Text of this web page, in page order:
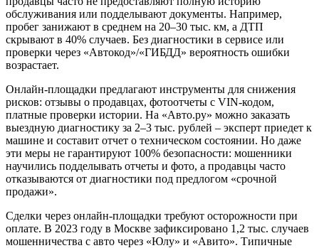
обслуживания или подделывают документы. Например,
пробег занижают в среднем на 20–30 тыс. км, а ДТП
скрывают в 40% случаев. Без диагностики в сервисе или
проверки через «Автокод»/«ГИБДД» вероятность ошибки
возрастает.
Онлайн-площадки предлагают инструменты для снижения
рисков: отзывы о продавцах, фотоотчеты с VIN-кодом,
платные проверки истории. На «Авто.ру» можно заказать
выездную диагностику за 2–3 тыс. рублей – эксперт приедет к
машине и составит отчет о техническом состоянии. Но даже
эти меры не гарантируют 100% безопасности: мошенники
научились подделывать отчеты и фото, а продавцы часто
отказываются от диагностики под предлогом «срочной
продажи».
Сделки через онлайн-площадки требуют осторожности при
оплате. В 2023 году в Москве зафиксировано 1,2 тыс. случаев
мошенничества с авто через «Юлу» и «Авито». Типичные